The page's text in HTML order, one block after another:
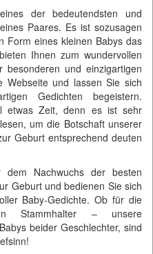
der bedeutendsten und
Paares. Es ist sozusagen
Form eines kleinen Babys das
Ihnen zum wundervollen
und einzigartigen
Webseite und lassen Sie sich
Gedichten begeistern.
etwas Zeit, denn es ist sehr
um die Botschaft unserer
Geburt entsprechend deuten
Nachwuchs der besten
Geburt und bedienen Sie sich
Baby-Gedichte. Ob für die
Stammhalter – unsere
beider Geschlechter, sind